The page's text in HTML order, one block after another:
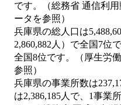
です。（総務省 通信利
ータを参照）
兵庫県の総人口は
2,860,882人）で全国7位
全国8位です。（厚生労
参照）
兵庫県の事業所数は
は2,386,185人で、1事業